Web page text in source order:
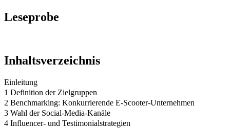
Leseprobe
Inhaltsverzeichnis
Einleitung
1 Definition der Zielgruppen
2 Benchmarking: Konkurrierende E-Scooter-Unternehmen
3 Wahl der Social-Media-Kanäle
4 Influencer- und Testimonialstrategien